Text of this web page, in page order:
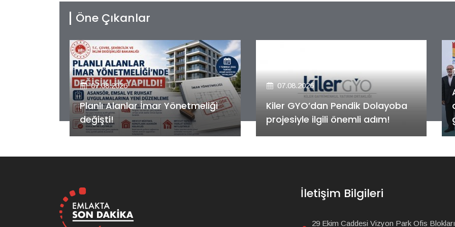
Öne Çıkanlar
07.08.2026
Kiler GYO’dan Pendik Dolayoba
projesiyle ilgili önemli adım!
07.08.2026
Alya Merkezefendi Konutları'nın
anahtar teslim töreni
gerçekleştirildi!
İletişim Bilgileri
29 Ekim Caddesi Vizyon Park Ofis